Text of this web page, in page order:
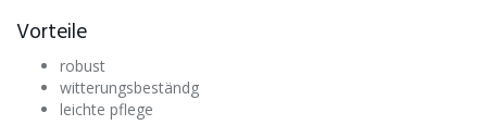
Vorteile
robust
witterungsbeständg
leichte pflege